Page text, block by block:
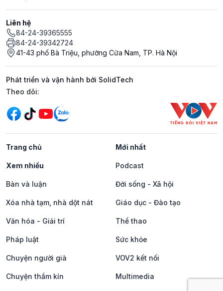
Liên hệ
84-24-39365555
84-24-39342724
41-43 phố Bà Triệu, phường Cửa Nam, TP. Hà Nội
Phát triển và vận hành bởi SolidTech
Mạng xã hội
Theo dõi:
Trang chủ Mới nhất
Xem nhiều Podcast
Bàn và luận Đời sống - Xã hội
Xóa nhà tạm, nhà dột nát Giáo dục - Đào tạo
Văn hóa - Giải trí Thể thao
Pháp luật Sức khỏe
Chuyện người già VOV2 kết nối
Chuyện thầm kín Multimedia